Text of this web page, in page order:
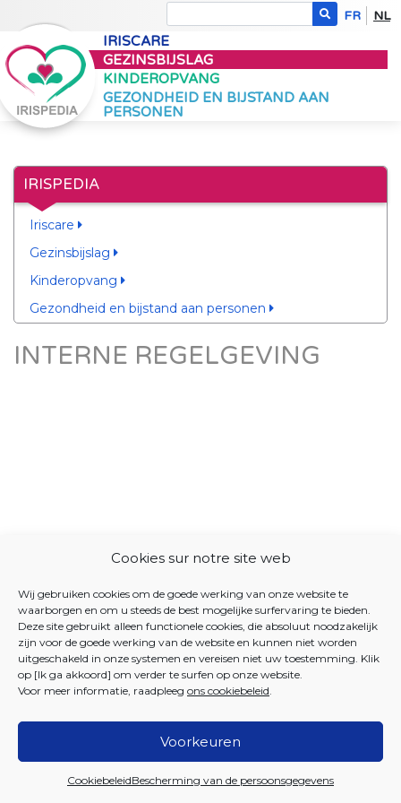
Cookies sur notre site web
Wij gebruiken cookies om de goede werking van onze website te
waarborgen en om u steeds de best mogelijke surfervaring te bieden.
Deze site gebruikt alleen functionele cookies, die absoluut noodzakelijk
zijn voor de goede werking van de website en kunnen niet worden
uitgeschakeld in onze systemen en vereisen niet uw toestemming. Klik
op [Ik ga akkoord] om verder te surfen op onze website.
Voor meer informatie, raadpleeg ons cookiebeleid.
Voorkeuren
CookiebeleidBescherming van de persoonsgegevens
FR NL
IRISCARE
GEZINSBIJSLAG
KINDEROPVANG
GEZONDHEID EN BIJSTAND AAN
PERSONEN
IRISPEDIA
Iriscare
Gezinsbijslag
Kinderopvang
Gezondheid en bijstand aan personen
INTERNE REGELGEVING
2026 Iriscare